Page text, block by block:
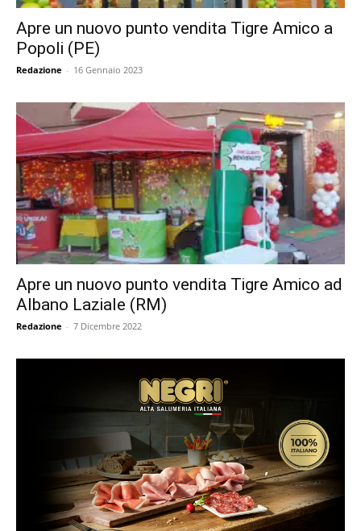
Apre un nuovo punto vendita Tigre Amico a
Popoli (PE)
Redazione - 16 Gennaio 2023
Apre un nuovo punto vendita Tigre Amico ad
Albano Laziale (RM)
Redazione - 7 Dicembre 2022